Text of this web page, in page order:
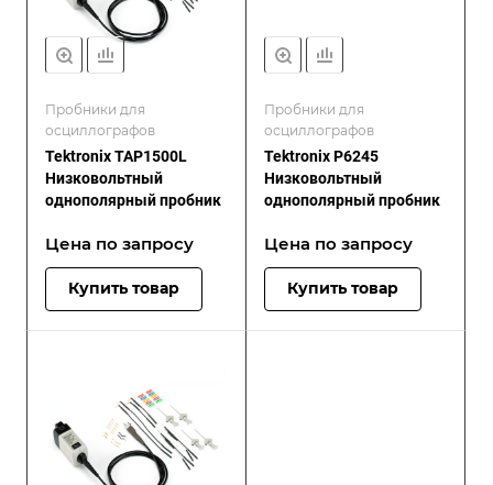
Пробники для
осциллографов
Tektronix TAP1500L
Низковольтный
однополярный пробник
Цена по запросу
Купить товар
Пробники для
осциллографов
Tektronix P6245
Низковольтный
однополярный пробник
Цена по запросу
Купить товар